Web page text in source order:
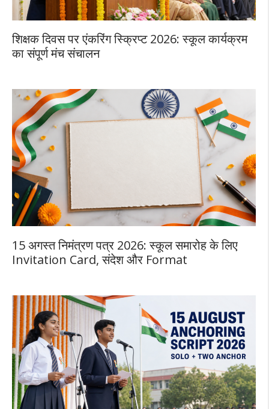
शिक्षक दिवस पर एंकरिंग स्क्रिप्ट 2026: स्कूल कार्यक्रम
का संपूर्ण मंच संचालन
15 अगस्त निमंत्रण पत्र 2026: स्कूल समारोह के लिए
Invitation Card, संदेश और Format